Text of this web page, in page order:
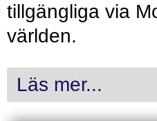
tillgängliga via
världen.
Läs mer...